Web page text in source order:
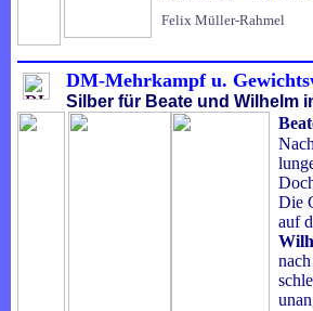
Felix Müller-Rahmel
DM-Mehrkampf u.
Silber für Beate und Wilhelm
Die
auf